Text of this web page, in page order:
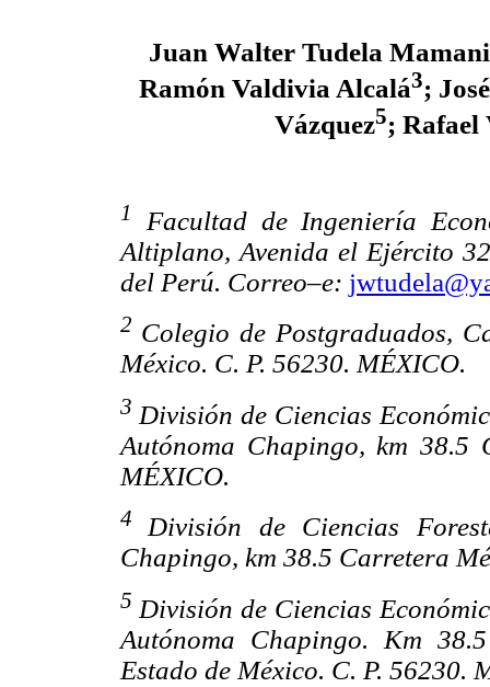
Juan Walter Tudela Mamani
Ramón Valdivia Alcalá3;
Vázquez5; Rafael
1
Facultad de Ingeniería
Altiplano, Avenida el Ejército
del Perú. Correo–e:
2 Colegio de Postgraduados,
México. C. P. 56230. MÉXICO.
3 División de Ciencias
Autónoma Chapingo, km 38.5
MÉXICO.
4 División de Ciencias
Chapingo, km 38.5 Carretera
5 División de Ciencias
Autónoma Chapingo. Km
Estado de México. C. P. 56230.